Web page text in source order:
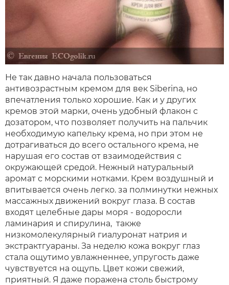
Не так давно начала пользоваться
антивозрастным кремом для век Siberina, но
впечатления только хорошие. Как и у других
кремов этой марки, очень удобный флакон с
дозатором, что позволяет получить на пальчик
необходимую капельку крема, но при этом не
дотрагиваться до всего остального крема, не
нарушая его состав от взаимодействия с
окружающей средой. Нежный натуральный
аромат с морскими нотками. Крем воздушный и
впитывается очень легко. за полминутки нежных
массажных движений вокруг глаза. В состав
входят целебные дары моря - водоросли
ламинария и спирулина, также
низкомолекулярный гиалуронат натрия и
экстрактгуараны. За неделю кожа вокруг глаз
стала ощутимо увлажненнее, упругость даже
чувствуется на ощупь. Цвет кожи свежий,
приятный. Я даже поражена столь быстрому